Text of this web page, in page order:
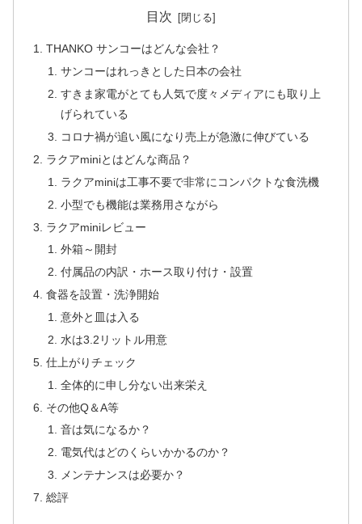
目次
THANKO サンコーはどんな会社？
サンコーはれっきとした日本の会社
すきま家電がとても人気で度々メディアにも取り上
げられている
コロナ禍が追い風になり売上が急激に伸びている
ラクアminiとはどんな商品？
ラクアminiは工事不要で非常にコンパクトな食洗機
小型でも機能は業務用さながら
ラクアminiレビュー
外箱～開封
付属品の内訳・ホース取り付け・設置
食器を設置・洗浄開始
意外と皿は入る
水は3.2リットル用意
仕上がりチェック
全体的に申し分ない出来栄え
その他Q＆A等
音は気になるか？
電気代はどのくらいかかるのか？
メンテナンスは必要か？
総評